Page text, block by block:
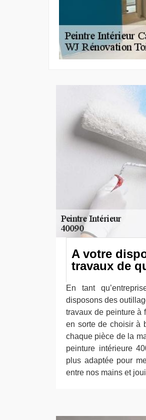
A votre
travaux de
En tant
disposons des
travaux de peinture à
en sorte de choisir à
chaque pièce de la
peinture intérieure
plus adaptée pour
entre nos mains et